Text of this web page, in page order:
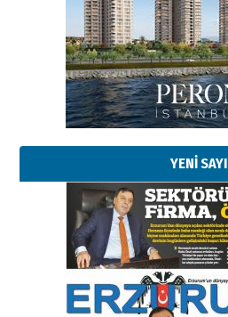
YENİ SAYI
Esat BİNDESEN